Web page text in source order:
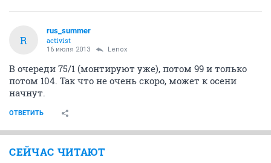
R
rus_summer
activist
16 июля 2013 Lenox
В очереди 75/1 (монтируют уже), потом 99 и только
потом 104. Так что не очень скоро, может к осени
начнут.
ОТВЕТИТЬ
СЕЙЧАС ЧИТАЮТ